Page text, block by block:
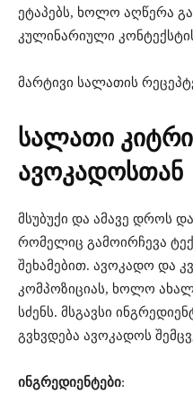
ეტაპებს, ხოლო აღწერა
კულინარიული
მარტივი სალათის
სალათი
ავოკადოსთან
მსუბუქი და ამავე დროს
რომელიც გამოირჩევა
შეხამებით. ავოკადო და
კომპოზიციას, ხოლო
სძენს. მსგავსი
გვხვდება ავოკადოს
ინგრედიენტები: